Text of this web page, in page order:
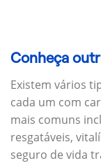
Conheça
Existem vários
cada um com
mais comuns
resgatáveis,
seguro de vida